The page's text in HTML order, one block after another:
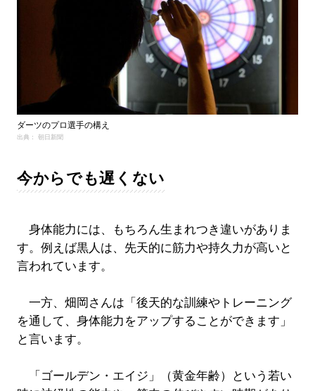
ダーツのプロ選手の構え
出典： 朝日新聞
今からでも遅くない
身体能力には、もちろん生まれつき違いがありま
す。例えば黒人は、先天的に筋力や持久力が高いと
言われています。
一方、畑岡さんは「後天的な訓練やトレーニング
を通して、身体能力をアップすることができます」
と言います。
「ゴールデン・エイジ」（黄金年齢）という若い